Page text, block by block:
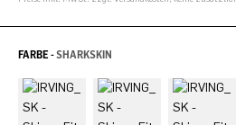
FARBE -SHARKSKIN